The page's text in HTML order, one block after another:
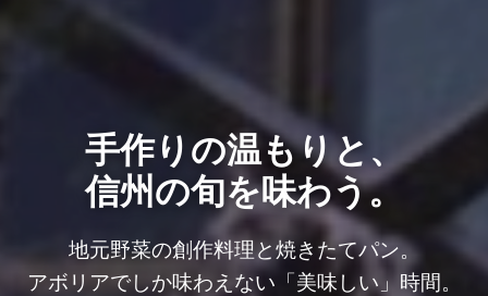
手作りの温もりと、
信州の旬を味わう。
地元野菜の創作料理と焼きたてパン。
アボリアでしか味わえない「美味しい」時間。